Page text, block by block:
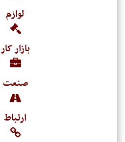
لوازم
بازار کار
صنعت
ارتباط